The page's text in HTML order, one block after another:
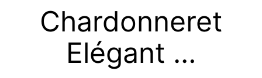
Chardonneret
Elégant …